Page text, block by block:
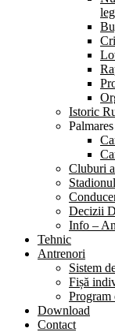
Istoric
Cluburi
Decizii
Info –
Tehnic
Antrenori
Sistem
Fișă
Program
Download
Contact